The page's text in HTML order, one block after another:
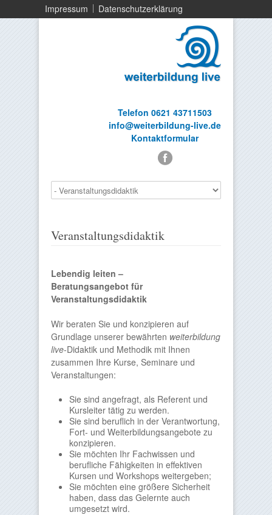
Impressum Datenschutzerklärung
Telefon 0621 43711503
info@weiterbildung-live.de
Kontaktformular
Veranstaltungsdidaktik
Lebendig leiten –
Beratungsangebot für
Veranstaltungsdidaktik
Wir beraten Sie und konzipieren auf
Grundlage unserer bewährten weiterbildung
live-Didaktik und Methodik mit Ihnen
zusammen Ihre Kurse, Seminare und
Veranstaltungen:
Sie sind angefragt, als Referent und
Kursleiter tätig zu werden.
Sie sind beruflich in der Verantwortung,
Fort- und Weiterbildungsangebote zu
konzipieren.
Sie möchten Ihr Fachwissen und
berufliche Fähigkeiten in effektiven
Kursen und Workshops weitergeben;
Sie möchten eine größere Sicherheit
haben, dass das Gelernte auch
umgesetzt wird.